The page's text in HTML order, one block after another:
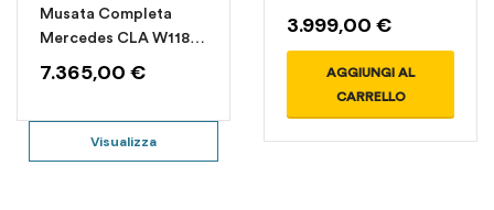
Musata Completa
Mercedes CLA W118
7.365,00 €
Visualizza
3.999,00 €
AGGIUNGI AL
CARRELLO